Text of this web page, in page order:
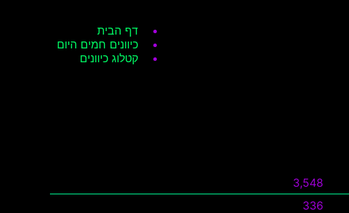
דף הבית
כיוונים חמים היום
קטלוג כיוונים
3,548
336